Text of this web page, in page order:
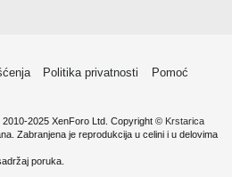
Politika privatnosti
Pomoć
2025 XenForo Ltd. Copyright © Krstarica
Zabranjena je reprodukcija u celini i u delovima
poruka.